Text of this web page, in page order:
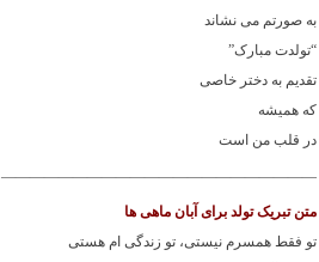
به صورتم می نشاند
“تولدت مبارک”
تقدیم به دختر خاصی
که همیشه
در قلب من است
——————————————————————
متن تبریک تولد برای آبان ماهی ها
تو فقط همسرم نیستی، تو زندگی ام هستی